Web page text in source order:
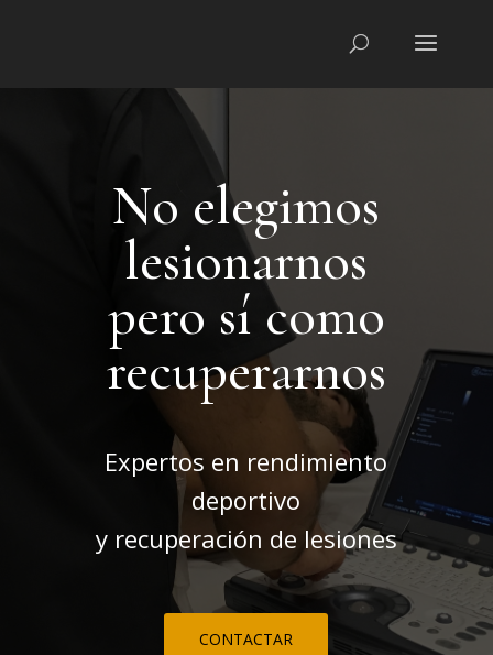
No elegimos
lesionarnos
pero sí como
recuperarnos
Expertos en rendimiento
deportivo
y recuperación de lesiones
CONTACTAR